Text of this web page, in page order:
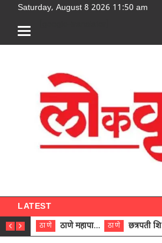
Saturday, August 8 2026 11:50 am
LATEST
ठाणे ठाणे महापालिकेच्या नऊ प्रभाग समित्यांवर अध्यक्ष विराजमान ठाणे छत्रपती शिवाजी महाराज रुग्णालयात दुर्मिळ ट्युमरची यशस्वी शस्त्रक्रिया